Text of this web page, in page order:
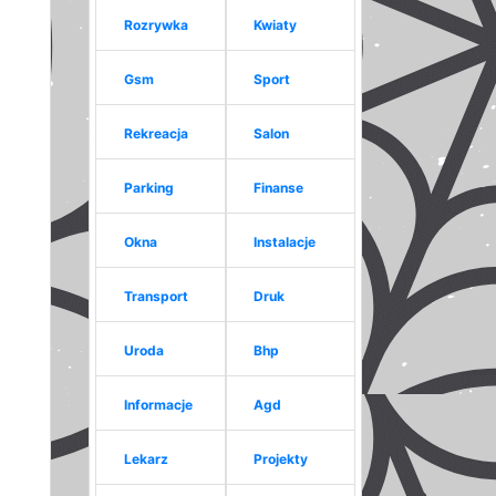
Rozrywka
Gsm
Rekreacja
Parking
Okna
Transport
Uroda
Informacje
Lekarz
Kwiaty
Sport
Salon
Finanse
Instalacje
Druk
Bhp
Agd
Projekty